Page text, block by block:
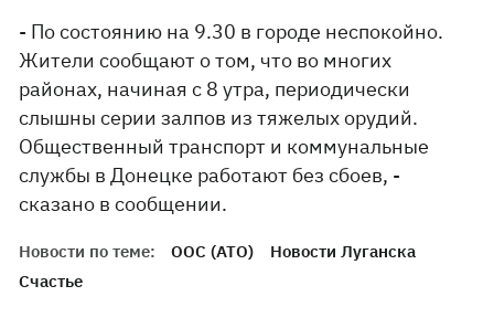
- По состоянию на 9.30 в городе неспокойно.
Жители сообщают о том, что во многих
районах, начиная с 8 утра, периодически
слышны серии залпов из тяжелых орудий.
Общественный транспорт и коммунальные
службы в Донецке работают без сбоев, -
сказано в сообщении.
Новости по теме: ООС (АТО)
Новости Луганска
Счастье